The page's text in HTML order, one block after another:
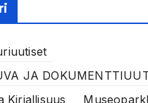
JA
Kirjallisuus